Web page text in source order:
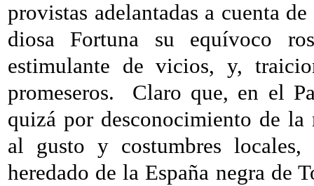
provistas adelantadas a cuenta
diosa Fortuna su equívoco
estimulante de vicios, y,
promeseros.
Claro que, en el
quizá por desconocimiento de
al gusto y costumbres
heredado de la España negra de